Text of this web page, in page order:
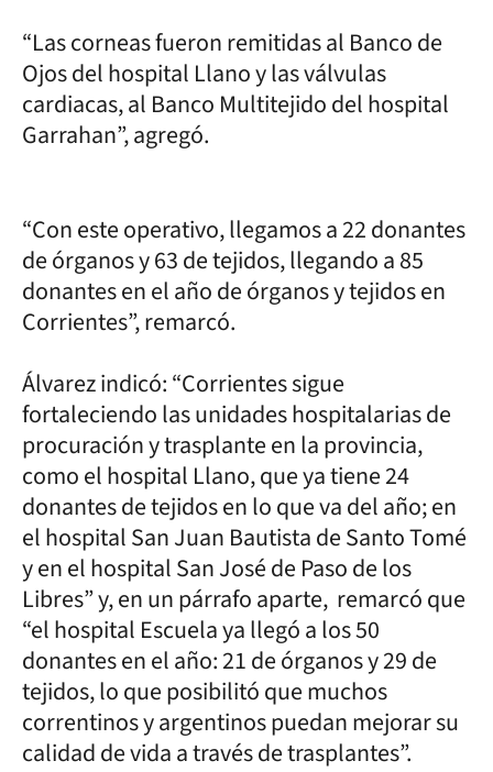
“Las corneas fueron remitidas al Banco de
Ojos del hospital Llano y las válvulas
cardiacas, al Banco Multitejido del hospital
Garrahan”, agregó.
“Con este operativo, llegamos a 22 donantes
de órganos y 63 de tejidos, llegando a 85
donantes en el año de órganos y tejidos en
Corrientes”, remarcó.
Álvarez indicó: “Corrientes sigue
fortaleciendo las unidades hospitalarias de
procuración y trasplante en la provincia,
como el hospital Llano, que ya tiene 24
donantes de tejidos en lo que va del año; en
el hospital San Juan Bautista de Santo Tomé
y en el hospital San José de Paso de los
Libres” y, en un párrafo aparte, remarcó que
“el hospital Escuela ya llegó a los 50
donantes en el año: 21 de órganos y 29 de
tejidos, lo que posibilitó que muchos
correntinos y argentinos puedan mejorar su
calidad de vida a través de trasplantes”.